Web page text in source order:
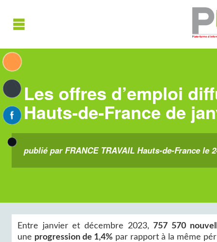
Les offres d’emploi
Hauts-de-France de
publié par FRANCE TRAVAIL Hauts-de-France le
Entre janvier et décembre 2023,757 570
une progression de 1,4% par rapport à la même